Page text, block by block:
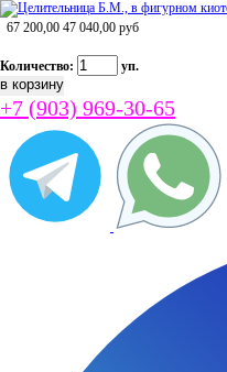
67 200,00 47 040,00 руб
Количество: уп.
+7 (903) 969-30-65